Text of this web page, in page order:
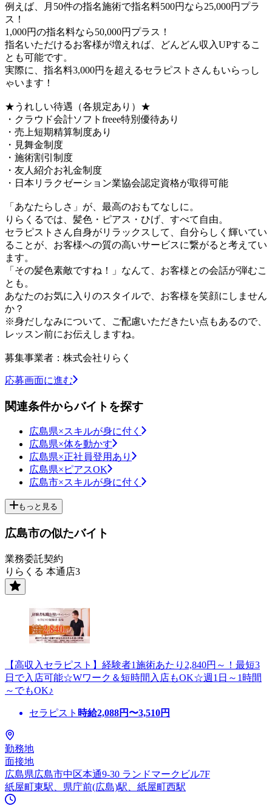
例えば、月50件の指名施術で指名料500円なら25,000円プラ
ス！
1,000円の指名料なら50,000円プラス！
指名いただけるお客様が増えれば、どんどん収入UPするこ
とも可能です。
実際に、指名料3,000円を超えるセラピストさんもいらっし
ゃいます！
★うれしい待遇（各規定あり）★
・クラウド会計ソフトfreee特別優待あり
・売上短期精算制度あり
・見舞金制度
・施術割引制度
・友人紹介お礼金制度
・日本リラクゼーション業協会認定資格が取得可能
「あなたらしさ」が、最高のおもてなしに。
りらくるでは、髪色・ピアス・ひげ、すべて自由。
セラピストさん自身がリラックスして、自分らしく輝いてい
ることが、お客様への質の高いサービスに繋がると考えてい
ます。
「その髪色素敵ですね！」なんて、お客様との会話が弾むこ
とも。
あなたのお気に入りのスタイルで、お客様を笑顔にしません
か？
※身だしなみについて、ご配慮いただきたい点もあるので、
レッスン前にお伝えしますね。
募集事業者：株式会社りらく
応募画面に進む
関連条件からバイトを探す
広島県×スキルが身に付く
広島県×体を動かす
広島県×正社員登用あり
広島県×ピアスOK
広島市×スキルが身に付く
もっと見る
広島市の似たバイト
業務委託契約
りらくる 本通店3
【高収入セラピスト】経験者1施術あたり2,840円～！最短3
日で入店可能☆Wワーク＆短時間入店もOK☆週1日～1時間
～でもOK♪
セラピスト 時給2,088円〜3,510円
勤務地
面接地
広島県広島市中区本通9-30 ランドマークビル7F
紙屋町東駅、県庁前(広島)駅、紙屋町西駅